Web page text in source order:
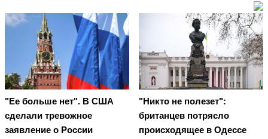
"Ее больше нет". В США
сделали тревожное
заявление о России
"Никто не полезет":
британцев потрясло
происходящее в Одессе